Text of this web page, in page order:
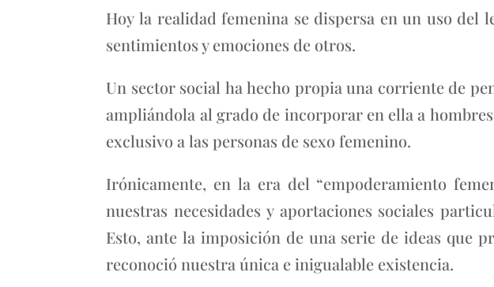
Hoy la realidad femenina se dispersa en un uso del
sentimientos y emociones de otros.
Un sector social ha hecho propia una corriente de
ampliándola al grado de incorporar en ella a
exclusivo a las personas de sexo femenino.
Irónicamente, en la era del “empoderamiento
nuestras necesidades y aportaciones sociales
Esto, ante la imposición de una serie de ideas que
reconoció nuestra única e inigualable existencia.